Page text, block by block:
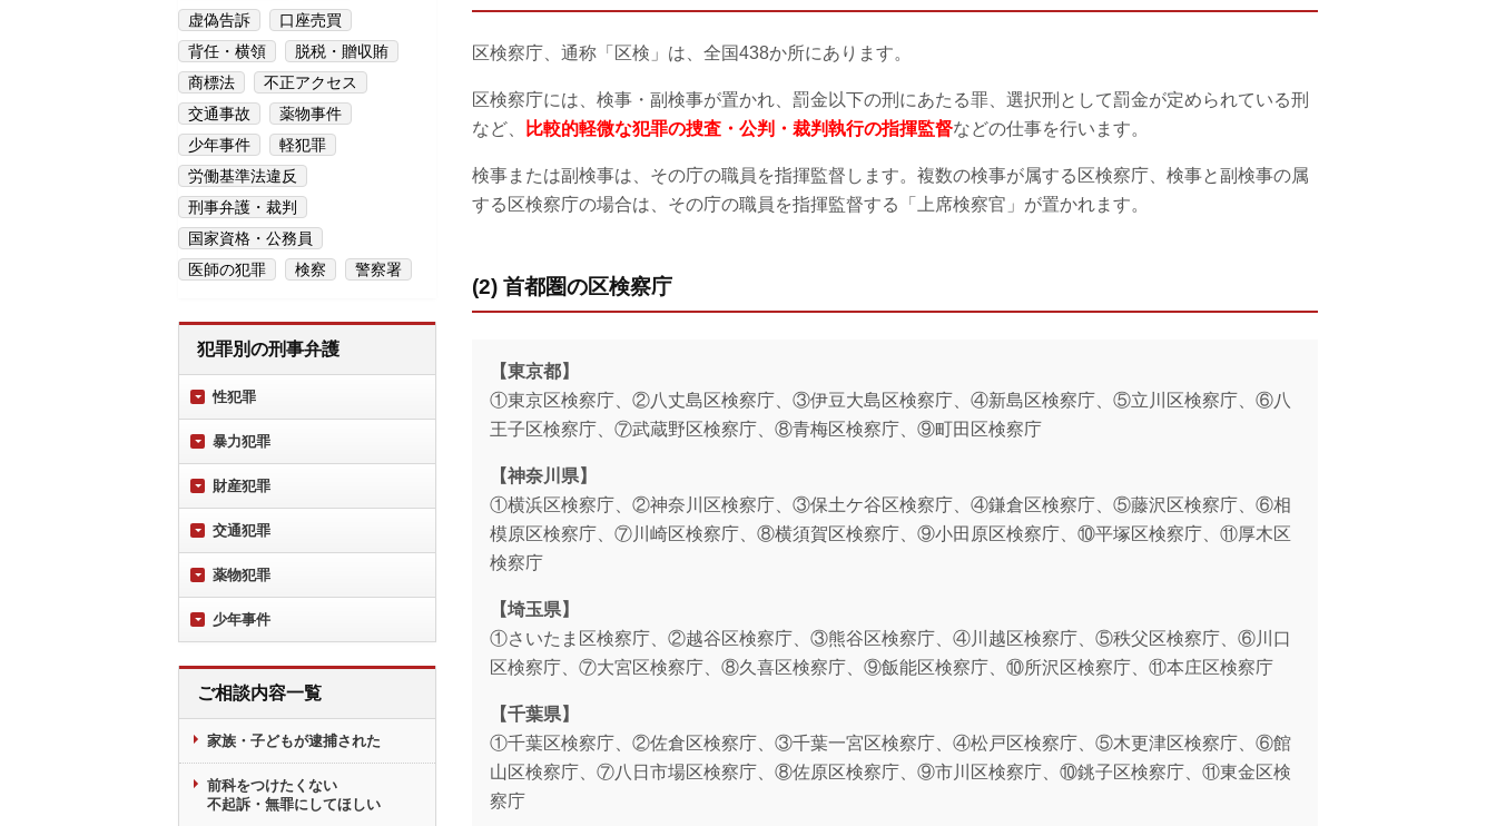
区検察庁、通称「区検」は、全国438か所にあります。
区検察庁には、検事・副検事が置かれ、罰金以下の刑にあたる罪、選択刑として罰金が定められている刑
など、
比較的軽微な犯罪の捜査・公判・裁判執行の指揮監督などの仕事を行います。
検事または副検事は、その庁の職員を指揮監督します。複数の検事が属する区検察庁、検事と副検事の属
する区検察庁の場合は、その庁の職員を指揮監督する「上席検察官」が置かれます。
(2) 首都圏の区検察庁
【東京都】
①東京区検察庁、②八丈島区検察庁、③伊豆大島区検察庁、④新島区検察庁、⑤立川区検察庁、⑥八
王子区検察庁、⑦武蔵野区検察庁、⑧青梅区検察庁、⑨町田区検察庁
【神奈川県】
①横浜区検察庁、②神奈川区検察庁、③保土ケ谷区検察庁、④鎌倉区検察庁、⑤藤沢区検察庁、⑥相
模原区検察庁、⑦川崎区検察庁、⑧横須賀区検察庁、⑨小田原区検察庁、⑩平塚区検察庁、⑪厚木区
検察庁
【埼玉県】
①さいたま区検察庁、②越谷区検察庁、③熊谷区検察庁、④川越区検察庁、⑤秩父区検察庁、⑥川口
区検察庁、⑦大宮区検察庁、⑧久喜区検察庁、⑨飯能区検察庁、⑩所沢区検察庁、⑪本庄区検察庁
【千葉県】
①千葉区検察庁、②佐倉区検察庁、③千葉一宮区検察庁、④松戸区検察庁、⑤木更津区検察庁、⑥館
山区検察庁、⑦八日市場区検察庁、⑧佐原区検察庁、⑨市川区検察庁、⑩銚子区検察庁、⑪東金区検
察庁
虚偽告訴
口座売買
背任・横領
脱税・贈収賄
商標法
不正アクセス
交通事故
薬物事件
少年事件
軽犯罪
労働基準法違反
刑事弁護・裁判
国家資格・公務員
医師の犯罪
検察 警察署
犯罪別の刑事弁護
性犯罪
暴力犯罪
財産犯罪
交通犯罪
薬物犯罪
少年事件
ご相談内容一覧
家族・子どもが逮捕された
前科をつけたくない
不起訴・無罪にしてほしい